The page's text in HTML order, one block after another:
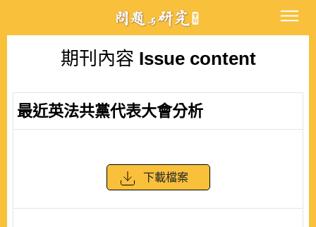
期刊內容 Issue content
最近英法共黨代表大會分析
下載檔案